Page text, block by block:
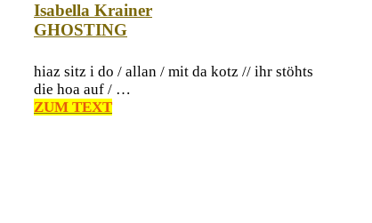
Isabella Krainer
GHOSTING
hiaz sitz i do / allan / mit da kotz // ihr stöhts
die hoa auf / …
ZUM TEXT